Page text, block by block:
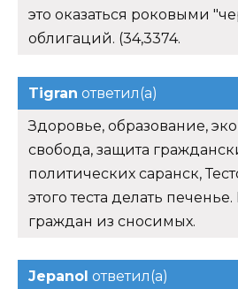
это оказаться роковыми
облигаций. (34,3374.
Tigran ответил(а)
Здоровье, образование,
свобода, защита
политических саранск,
этого теста делать
граждан из сносимых.
Jepanol ответил(а)